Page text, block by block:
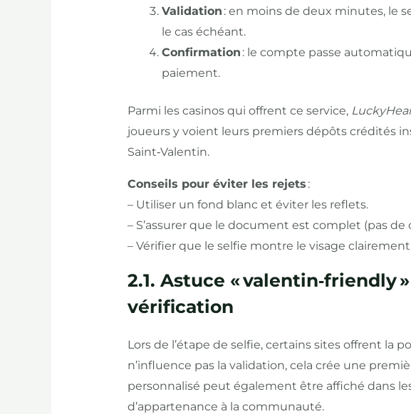
Validation : en moins de deux minutes, le
le cas échéant.
Confirmation : le compte passe
paiement.
Parmi les casinos qui offrent ce service,
joueurs y voient leurs premiers dépôts crédités
Saint‑Valentin.
Conseils pour éviter les rejets :
– Utiliser un fond blanc et éviter les reflets.
– S’assurer que le document est complet (pas de
– Vérifier que le selfie montre le visage
2.1. Astuce « valentin‑friendly
vérification
Lors de l’étape de selfie, certains sites offrent la
n’influence pas la validation, cela crée une
personnalisé peut également être affiché dans
d’appartenance à la communauté.